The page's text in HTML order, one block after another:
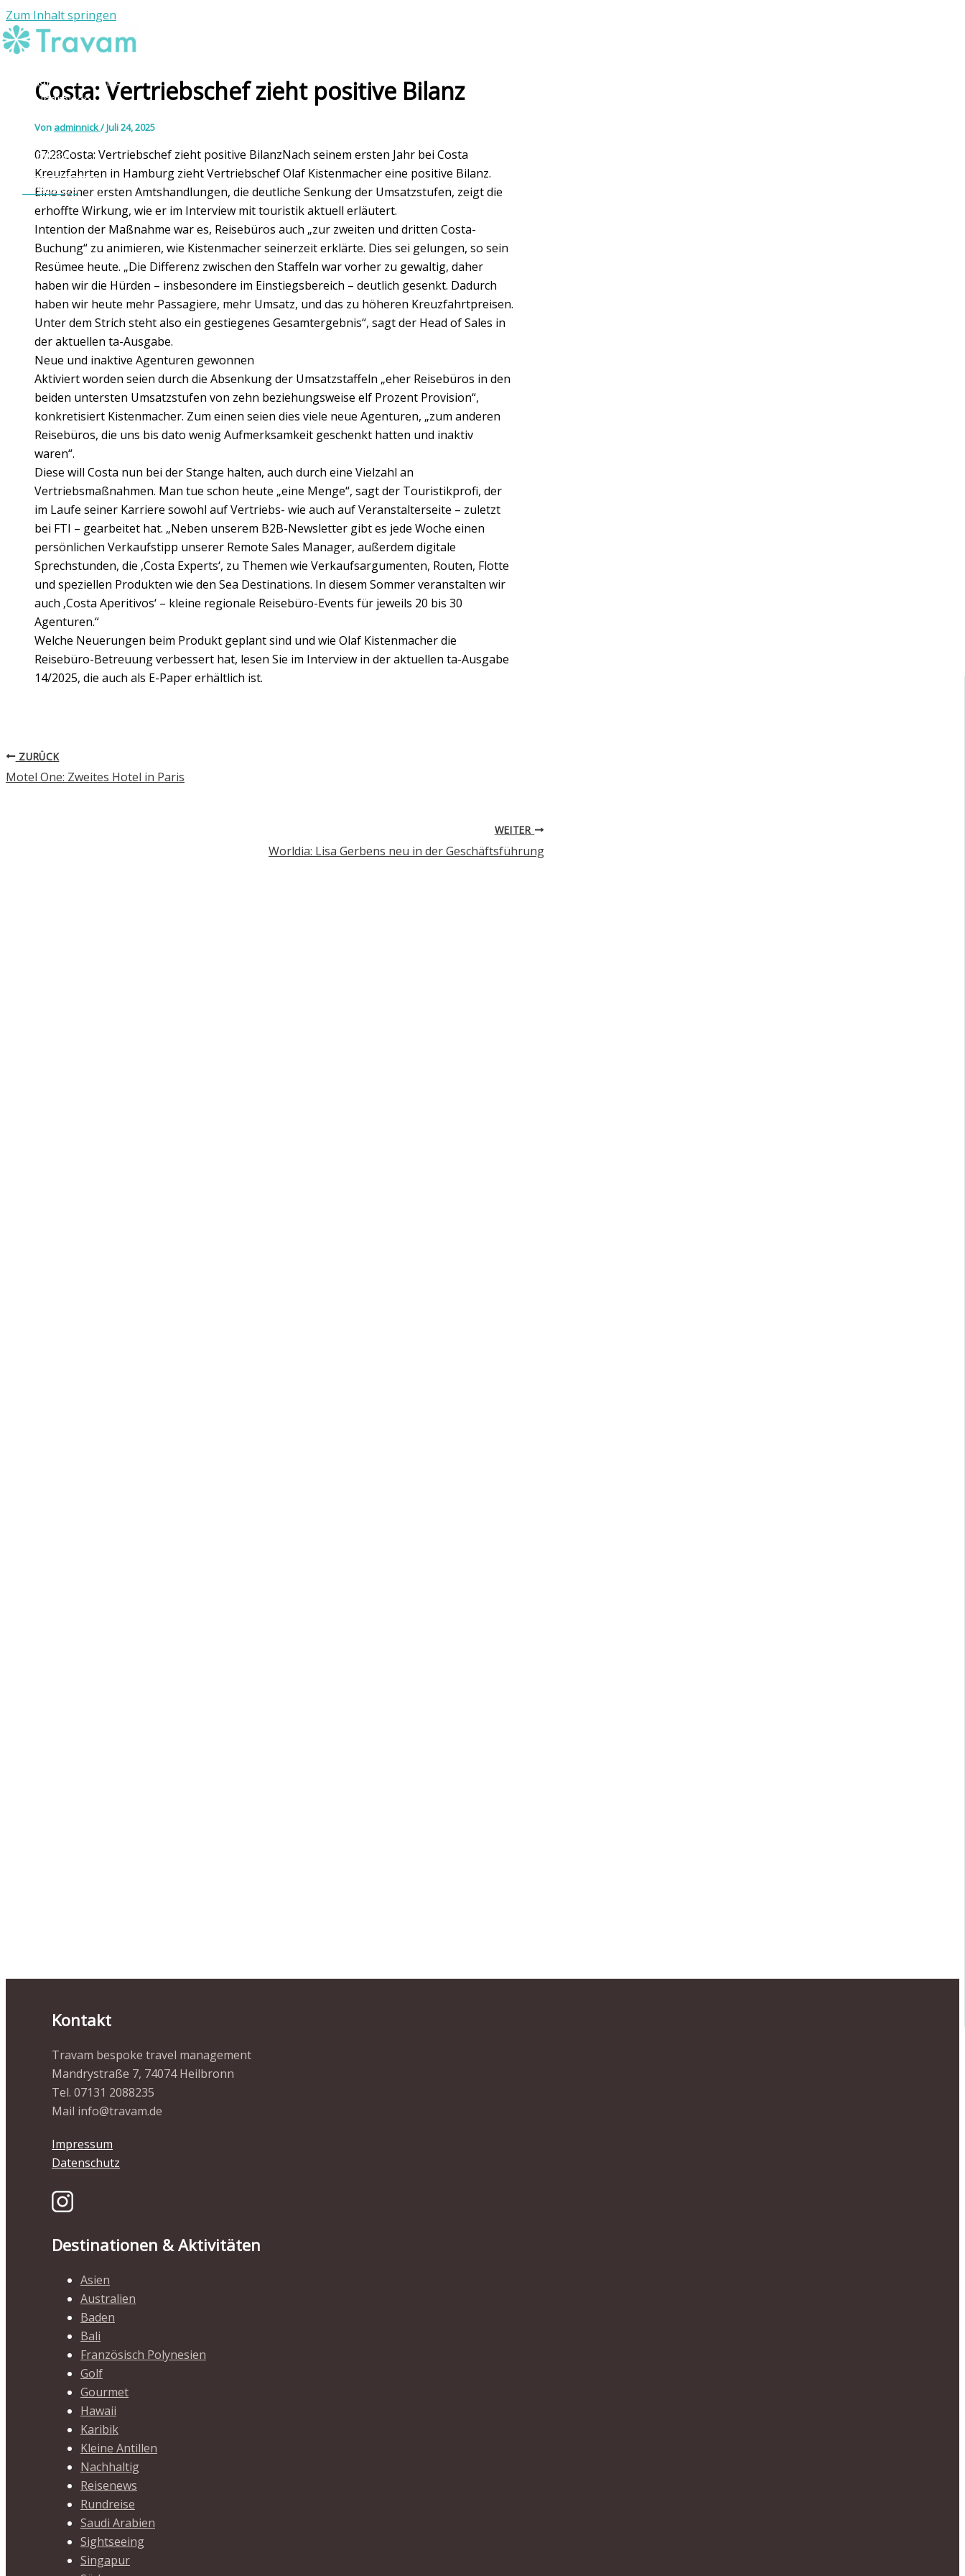
Zum Inhalt springen
Individuelle Reisen
Rundreisen
Die Agentur
Kontakt
WhatsApp
Costa: Vertriebschef zieht positive Bilanz
Von adminnick/Juli 24, 2025
07:28Costa: Vertriebschef zieht positive BilanzNach seinem ersten Jahr bei Costa
Kreuzfahrten in Hamburg zieht Vertriebschef Olaf Kistenmacher eine positive Bilanz.
Eine seiner ersten Amtshandlungen, die deutliche Senkung der Umsatzstufen, zeigt die
erhoffte Wirkung, wie er im Interview mit touristik aktuell erläutert.
Intention der Maßnahme war es, Reisebüros auch „zur zweiten und dritten Costa-
Buchung“ zu animieren, wie Kistenmacher seinerzeit erklärte. Dies sei gelungen, so sein
Resümee heute. „Die Differenz zwischen den Staffeln war vorher zu gewaltig, daher
haben wir die Hürden – insbesondere im Einstiegsbereich – deutlich gesenkt. Dadurch
haben wir heute mehr Passagiere, mehr Umsatz, und das zu höheren Kreuzfahrtpreisen.
Unter dem Strich steht also ein gestiegenes Gesamtergebnis“, sagt der Head of Sales in
der aktuellen ta-Ausgabe.
Neue und inaktive Agenturen gewonnen
Aktiviert worden seien durch die Absenkung der Umsatzstaffeln „eher Reisebüros in den
beiden untersten Umsatzstufen von zehn beziehungsweise elf Prozent Provision“,
konkretisiert Kistenmacher. Zum einen seien dies viele neue Agenturen, „zum anderen
Reisebüros, die uns bis dato wenig Aufmerksamkeit geschenkt hatten und inaktiv
waren“.
Diese will Costa nun bei der Stange halten, auch durch eine Vielzahl an
Vertriebsmaßnahmen. Man tue schon heute „eine Menge“, sagt der Touristikprofi, der
im Laufe seiner Karriere sowohl auf Vertriebs- wie auch auf Veranstalterseite – zuletzt
bei FTI – gearbeitet hat. „Neben unserem B2B-Newsletter gibt es jede Woche einen
persönlichen Verkaufstipp unserer Remote Sales Manager, außerdem digitale
Sprechstunden, die ‚Costa Experts‘, zu Themen wie Verkaufsargumenten, Routen, Flotte
und speziellen Produkten wie den Sea Destinations. In diesem Sommer veranstalten wir
auch ‚Costa Aperitivos‘ – kleine regionale Reisebüro-Events für jeweils 20 bis 30
Agenturen.“
Welche Neuerungen beim Produkt geplant sind und wie Olaf Kistenmacher die
Reisebüro-Betreuung verbessert hat, lesen Sie im Interview in der aktuellen ta-Ausgabe
14/2025, die auch als E-Paper erhältlich ist.
ZURÜCK
Motel One: Zweites Hotel in Paris
WEITER
Worldia: Lisa Gerbens neu in der Geschäftsführung
Kontakt
Travam bespoke travel management
Mandrystraße 7, 74074 Heilbronn
Tel. 07131 2088235
Mail info@travam.de
Impressum
Datenschutz
Destinationen & Aktivitäten
Asien
Australien
Baden
Bali
Französisch Polynesien
Golf
Gourmet
Hawaii
Karibik
Kleine Antillen
Nachhaltig
Reisenews
Rundreise
Saudi Arabien
Sightseeing
Singapur